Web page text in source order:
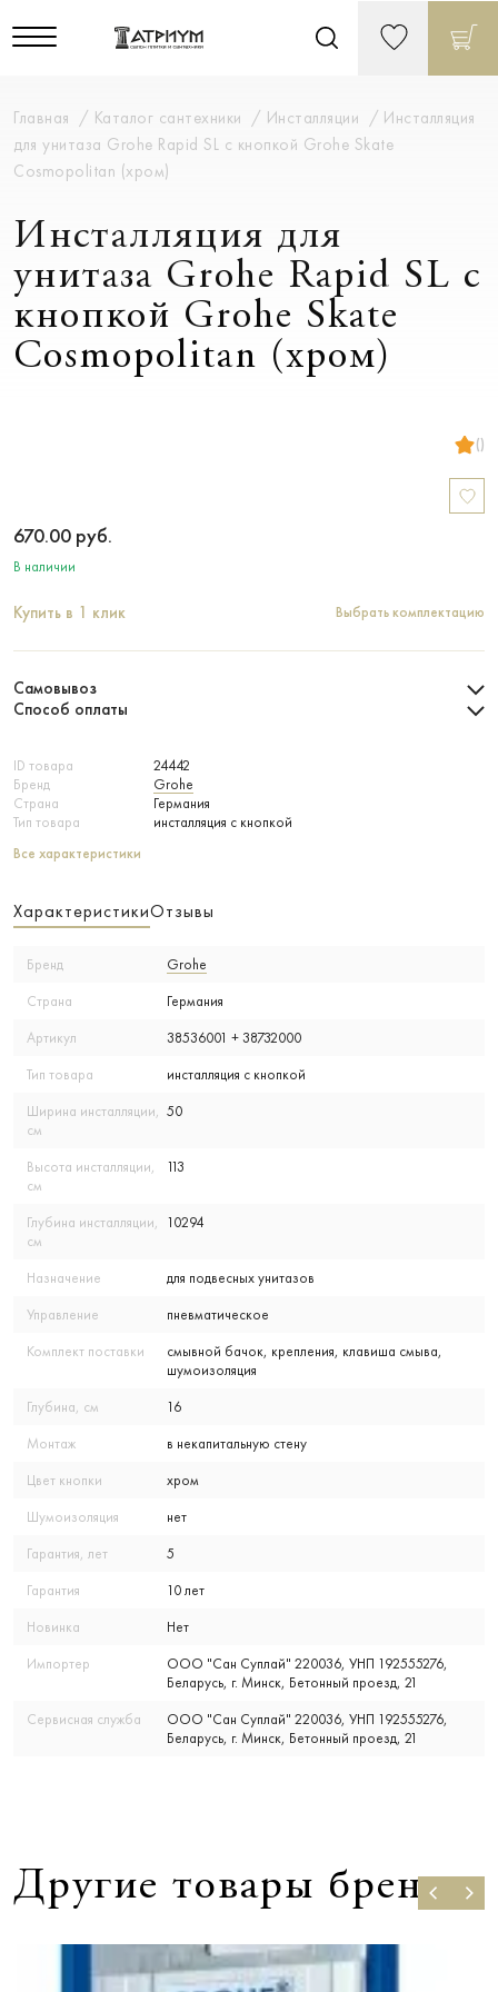
Главная Каталог сантехники Инсталляции
Инсталляция
для унитаза Grohe Rapid SL с кнопкой Grohe Skate
Cosmopolitan (хром)
Инсталляция для
унитаза Grohe Rapid SL с
кнопкой Grohe Skate
Cosmopolitan (хром)
()
ID товара
24442
Бренд
Grohe
Страна
Германия
Тип товара
инсталляция с кнопкой
Все характеристики
670.00 руб.
В наличии
Купить в 1 клик Выбрать комплектацию
Самовывоз
Способ оплаты
ХарактеристикиОтзывы
Бренд Grohe
Страна Германия
Артикул 38536001 + 38732000
Тип товара инсталляция с кнопкой
Ширина инсталляции,
см
50
Высота инсталляции,
см
113
Глубина инсталляции,
см
10294
Назначение для подвесных унитазов
Управление пневматическое
Комплект поставки
смывной бачок, крепления, клавиша смыва,
шумоизоляция
Глубина, см 16
Монтаж в некапитальную стену
Цвет кнопки хром
Шумоизоляция нет
Гарантия, лет 5
Гарантия 10 лет
Новинка Нет
Импортер
ООО "Сан Суплай" 220036, УНП 192555276,
Беларусь, г. Минск, Бетонный проезд, 21
Сервисная служба
ООО "Сан Суплай" 220036, УНП 192555276,
Беларусь, г. Минск, Бетонный проезд, 21
Другие товары бренда